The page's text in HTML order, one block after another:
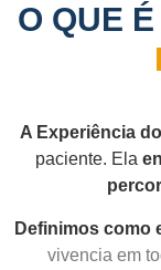
O QUE
A Experiência
paciente. Ela
Definimos como
vivencia em